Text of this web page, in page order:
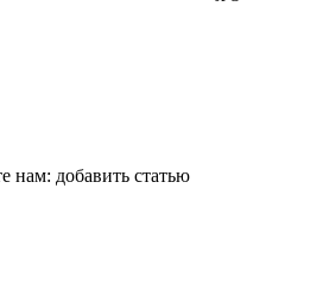
нам: добавить статью